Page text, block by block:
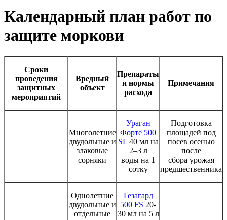
Календарный план работ по
защите моркови
Сроки
проведения
защитных
мероприятий
Вредный
объект
Препараты
и нормы
расхода
Примечания
Многолетние
двудольные и
злаковые
сорняки
Ураган
Форте 500
SL40 мл на
2–3 л
воды на 1
сотку
Подготовка
площадей под
посев осенью
после
сбора урожая
предшественника
Однолетние
двудольные и
отдельные
Гезагард
500 FS 20-
30 мл на 5 л